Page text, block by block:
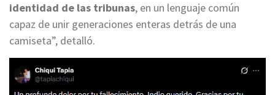
identidad de las tribunas, en un lenguaje común
capaz de unir generaciones enteras detrás de una
camiseta”, detalló.